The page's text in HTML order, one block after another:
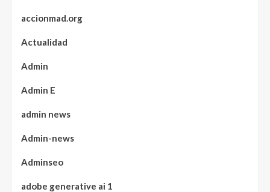
accionmad.org
Actualidad
Admin
Admin E
admin news
Admin-news
Adminseo
adobe generative ai 1